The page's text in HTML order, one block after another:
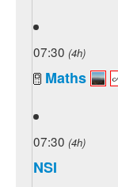
07:30 (4h)
Maths
07:30 (4h)
NSI